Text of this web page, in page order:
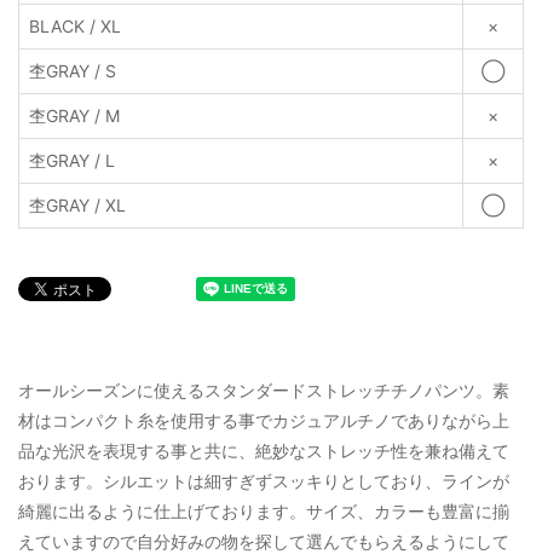
BLACK / XL ×
杢GRAY / S ◯
杢GRAY / M ×
杢GRAY / L ×
杢GRAY / XL ◯
オールシーズンに使えるスタンダードストレッチチノパンツ。素
材はコンパクト糸を使用する事でカジュアルチノでありながら上
品な光沢を表現する事と共に、絶妙なストレッチ性を兼ね備えて
おります。シルエットは細すぎずスッキりとしており、ラインが
綺麗に出るように仕上げております。サイズ、カラーも豊富に揃
えていますので自分好みの物を探して選んでもらえるようにして